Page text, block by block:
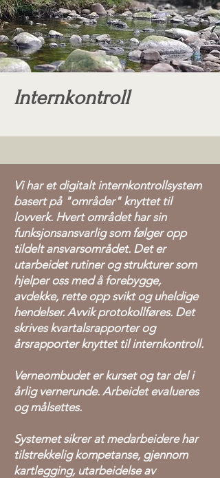
Internkontroll
Vi har et digitalt internkontrollsystem
basert på "områder" knyttet til
lovverk. Hvert området har sin
funksjonsansvarlig som følger opp
tildelt ansvarsområdet. Det er
utarbeidet rutiner og strukturer som
hjelper oss med å forebygge,
avdekke, rette opp svikt og uheldige
hendelser. Avvik protokollføres. Det
skrives kvartalsrapporter og
årsrapporter knyttet til internkontroll.
Verneombudet er kurset og tar del i
årlig vernerunde. Arbeidet evalueres
og målsettes.
Systemet sikrer at medarbeidere har
tilstrekkelig kompetanse, gjennom
kartlegging, utarbeidelse av